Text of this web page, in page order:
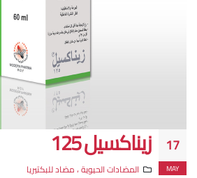
17
MAY
زيناكسيل 125
المضادات الحيوية ، مضاد للبكتيريا